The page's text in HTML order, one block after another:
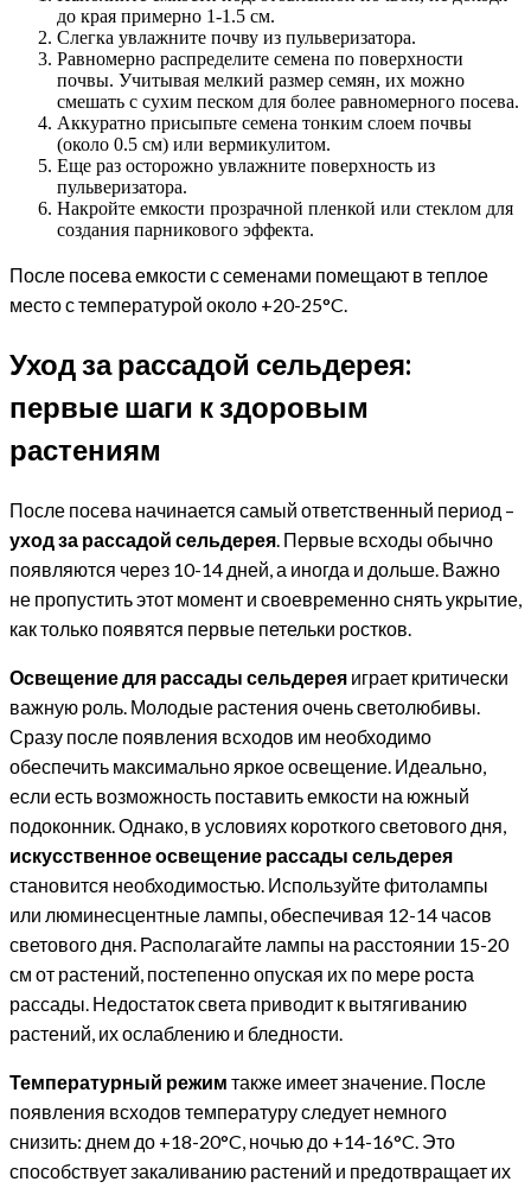
до края примерно 1-1.5 см.
Слегка увлажните почву из пульверизатора.
Равномерно распределите семена по поверхности
почвы. Учитывая мелкий размер семян, их можно
смешать с сухим песком для более равномерного посева.
Аккуратно присыпьте семена тонким слоем почвы
(около 0.5 см) или вермикулитом.
Еще раз осторожно увлажните поверхность из
пульверизатора.
Накройте емкости прозрачной пленкой или стеклом для
создания парникового эффекта.
После посева емкости с семенами помещают в теплое
место с температурой около +20-25°C.
Уход за рассадой сельдерея:
первые шаги к здоровым
растениям
После посева начинается самый ответственный период –
уход за рассадой сельдерея. Первые всходы обычно
появляются через 10-14 дней, а иногда и дольше. Важно
не пропустить этот момент и своевременно снять укрытие,
как только появятся первые петельки ростков.
Освещение для рассады сельдерея играет критически
важную роль. Молодые растения очень светолюбивы.
Сразу после появления всходов им необходимо
обеспечить максимально яркое освещение. Идеально,
если есть возможность поставить емкости на южный
подоконник. Однако, в условиях короткого светового дня,
искусственное освещение рассады сельдерея
становится необходимостью. Используйте фитолампы
или люминесцентные лампы, обеспечивая 12-14 часов
светового дня. Располагайте лампы на расстоянии 15-20
см от растений, постепенно опуская их по мере роста
рассады. Недостаток света приводит к вытягиванию
растений, их ослаблению и бледности.
Температурный режим также имеет значение. После
появления всходов температуру следует немного
снизить: днем до +18-20°C, ночью до +14-16°C. Это
способствует закаливанию растений и предотвращает их